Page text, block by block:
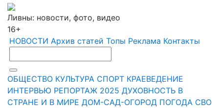
Ливны: новости, фото, видео
16+
НОВОСТИ Архив статей Топы Реклама Контакты
ОБЩЕСТВО КУЛЬТУРА СПОРТ КРАЕВЕДЕНИЕ
ИНТЕРВЬЮ РЕПОРТАЖ 2025 ДУХОВНОСТЬ В
СТРАНЕ И В МИРЕ ДОМ-САД-ОГОРОД ПОГОДА СВО